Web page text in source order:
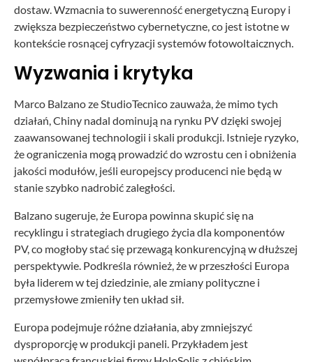
dostaw. Wzmacnia to suwerenność energetyczną Europy i
zwiększa bezpieczeństwo cybernetyczne, co jest istotne w
kontekście rosnącej cyfryzacji systemów fotowoltaicznych.
Wyzwania i krytyka
Marco Balzano ze StudioTecnico zauważa, że mimo tych
działań, Chiny nadal dominują na rynku PV dzięki swojej
zaawansowanej technologii i skali produkcji. Istnieje ryzyko,
że ograniczenia mogą prowadzić do wzrostu cen i obniżenia
jakości modułów, jeśli europejscy producenci nie będą w
stanie szybko nadrobić zaległości.
Balzano sugeruje, że Europa powinna skupić się na
recyklingu i strategiach drugiego życia dla komponentów
PV, co mogłoby stać się przewagą konkurencyjną w dłuższej
perspektywie. Podkreśla również, że w przeszłości Europa
była liderem w tej dziedzinie, ale zmiany polityczne i
przemysłowe zmieniły ten układ sił.
Europa podejmuje różne działania, aby zmniejszyć
dysproporcję w produkcji paneli. Przykładem jest